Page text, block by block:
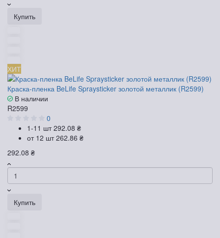
Купить
ХИТ
Краска-пленка BeLife Spraysticker золотой металлик (R2599)
В наличии
R2599
0
1-11 шт292.08 ₴
от 12 шт262.86 ₴
292.08 ₴
Купить